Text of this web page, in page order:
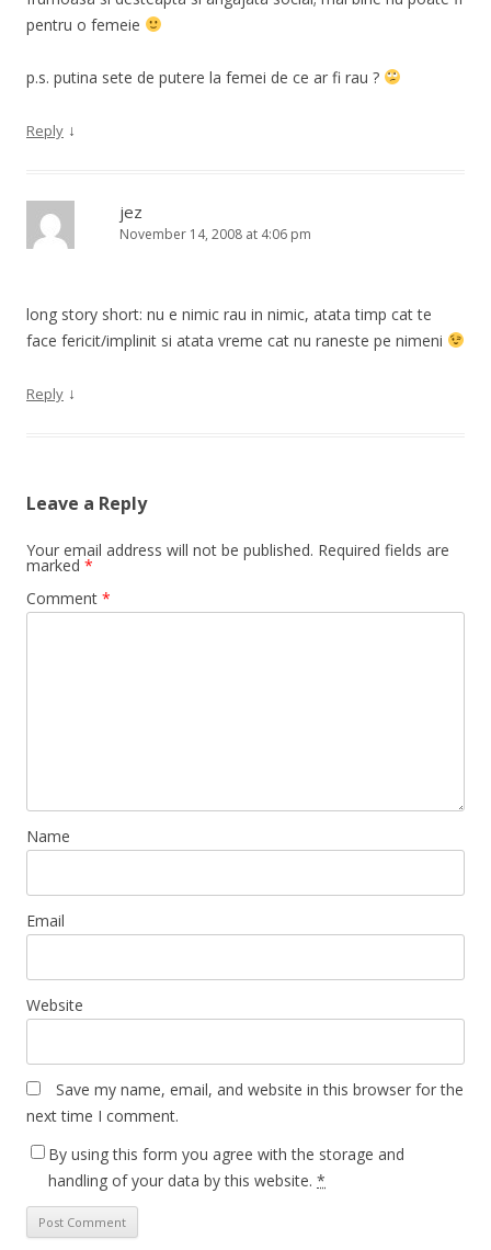
pentru o femeie
p.s. putina sete de putere la femei de ce ar fi rau ?
Reply ↓
jez
November 14, 2008 at 4:06 pm
long story short: nu e nimic rau in nimic, atata timp cat te
face fericit/implinit si atata vreme cat nu raneste pe nimeni
Reply ↓
Leave a Reply
Your email address will not be published. Required fields are
marked *
Comment *
Name
Email
Website
Save my name, email, and website in this browser for the
next time I comment.
By using this form you agree with the storage and
handling of your data by this website. *